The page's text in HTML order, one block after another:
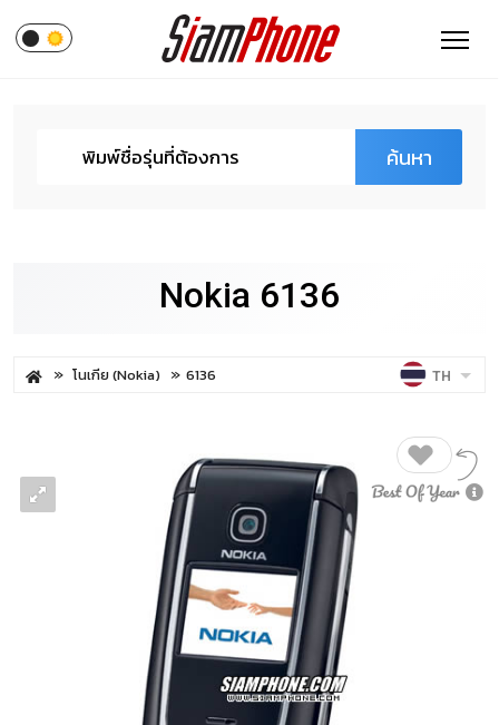
ค้นหา
Nokia 6136
โนเกีย (Nokia) 6136 TH